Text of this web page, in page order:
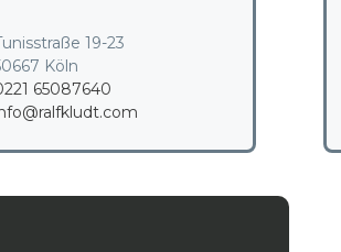
19-23
Köln
65087640